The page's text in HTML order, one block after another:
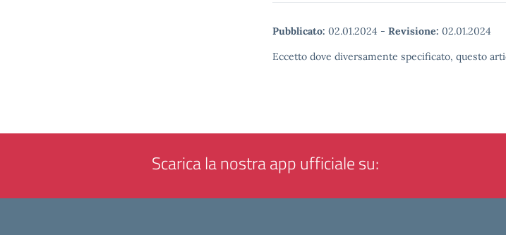
Pubblicato: 02.01.2024 - Revisione: 02.01.2024
Eccetto dove diversamente specificato, questo
Scarica la nostra app ufficiale su: